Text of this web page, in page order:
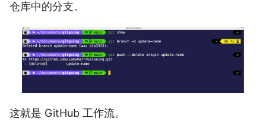
仓库中的分支。
这就是 GitHub 工作流。